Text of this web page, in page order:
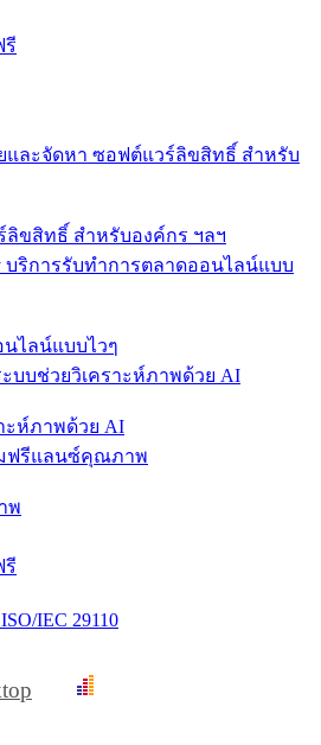
ขสิทธิ์ สำหรับองค์กร ฯลฯ
ไลน์แบบไวๆ
ะห์ภาพด้วย AI
พ